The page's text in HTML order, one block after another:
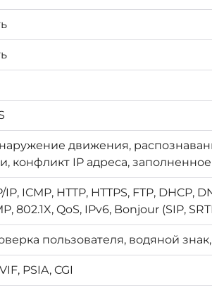
движения,
конфликт IP адреса,
IP, ICMP, HTTP, HTTPS, FTP, DHCP,
802.1X, QoS, IPv6, Bonjour (SIP,
пользователя, водяной
PSIA, CGI